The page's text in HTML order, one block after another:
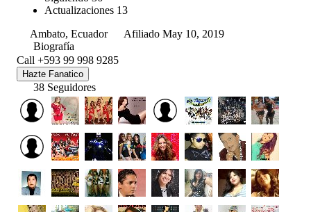
Actualizaciones 13
Ambato, Ecuador
Afiliado May 10, 2019
Biografía
Call +593 99 998 9285
Hazte Fanatico
38 Seguidores